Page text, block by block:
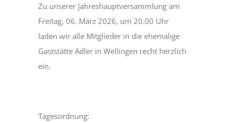
DER VEREIN
ANSPRECHPARTNER
Zu unserer Jahreshauptversammlung am
Freitag, 06. März 2026, um 20.00 Uhr
laden wir alle Mitglieder in die ehemalige
Gaststätte Adler in Wellingen recht herzlich
ein.
Tagesordnung: